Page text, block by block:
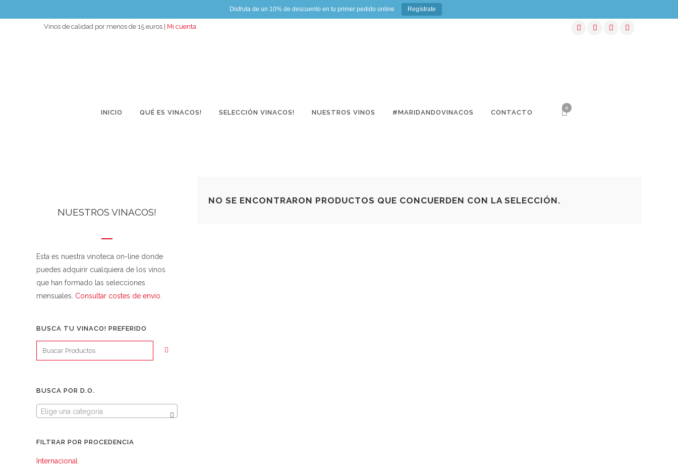
Disfruta de un 10% de descuento en tu primer pedido online Regístrate
Vinos de calidad por menos de 15 euros | Mi cuenta
INICIO QUÉ ES VINACOS! SELECCIÓN VINACOS! NUESTROS VINOS #MARIDANDOVINACOS CONTACTO
0
NUESTROS VINACOS!
Esta es nuestra vinoteca on-line donde
puedes adquirir cualquiera de los vinos
que han formado las selecciones
mensuales. Consultar costes de envío.
BUSCA TU VINACO! PREFERIDO
BUSCA POR D.O.
Elige una categoría
FILTRAR POR PROCEDENCIA
Internacional
NO SE ENCONTRARON PRODUCTOS QUE CONCUERDEN CON LA SELECCIÓN.